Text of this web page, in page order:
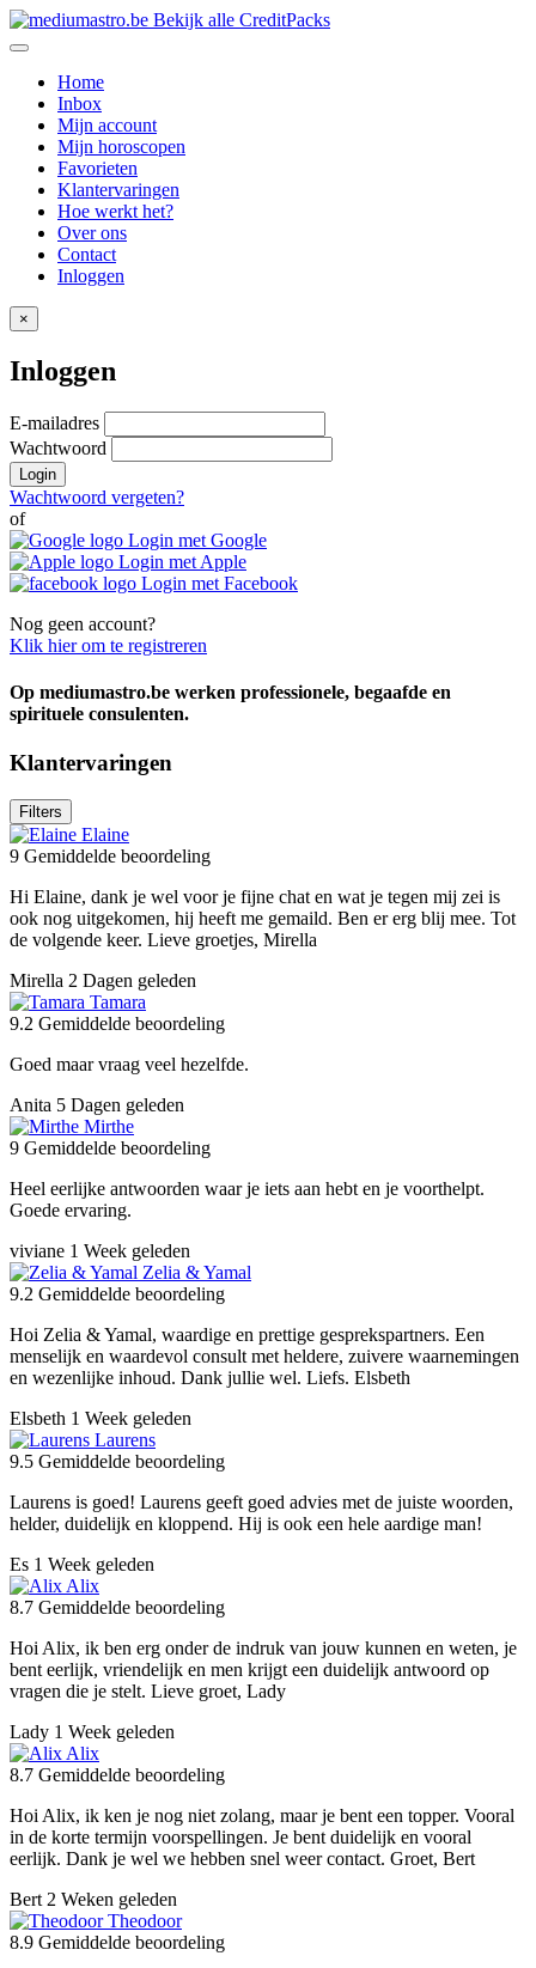
Bekijk alle CreditPacks
Home
Inbox
Mijn account
Mijn horoscopen
Favorieten
Klantervaringen
Hoe werkt het?
Over ons
Contact
Inloggen
×
Inloggen
E-mailadres
Wachtwoord
Login
Wachtwoord vergeten?
of
Login met Google
Login met Apple
Login met Facebook
Nog geen account?
Klik hier om te registreren
Op mediumastro.be werken professionele, begaafde en
spirituele consulenten.
Klantervaringen
Filters
Elaine
9 Gemiddelde beoordeling
Hi Elaine, dank je wel voor je fijne chat en wat je tegen mij zei is
ook nog uitgekomen, hij heeft me gemaild. Ben er erg blij mee. Tot
de volgende keer. Lieve groetjes, Mirella
Mirella 2 Dagen geleden
Tamara
9.2 Gemiddelde beoordeling
Goed maar vraag veel hezelfde.
Anita 5 Dagen geleden
Mirthe
9 Gemiddelde beoordeling
Heel eerlijke antwoorden waar je iets aan hebt en je voorthelpt.
Goede ervaring.
viviane 1 Week geleden
Zelia & Yamal
9.2 Gemiddelde beoordeling
Hoi Zelia & Yamal, waardige en prettige gesprekspartners. Een
menselijk en waardevol consult met heldere, zuivere waarnemingen
en wezenlijke inhoud. Dank jullie wel. Liefs. Elsbeth
Elsbeth 1 Week geleden
Laurens
9.5 Gemiddelde beoordeling
Laurens is goed! Laurens geeft goed advies met de juiste woorden,
helder, duidelijk en kloppend. Hij is ook een hele aardige man!
Es 1 Week geleden
Alix
8.7 Gemiddelde beoordeling
Hoi Alix, ik ben erg onder de indruk van jouw kunnen en weten, je
bent eerlijk, vriendelijk en men krijgt een duidelijk antwoord op
vragen die je stelt. Lieve groet, Lady
Lady 1 Week geleden
Alix
8.7 Gemiddelde beoordeling
Hoi Alix, ik ken je nog niet zolang, maar je bent een topper. Vooral
in de korte termijn voorspellingen. Je bent duidelijk en vooral
eerlijk. Dank je wel we hebben snel weer contact. Groet, Bert
Bert 2 Weken geleden
Theodoor
8.9 Gemiddelde beoordeling